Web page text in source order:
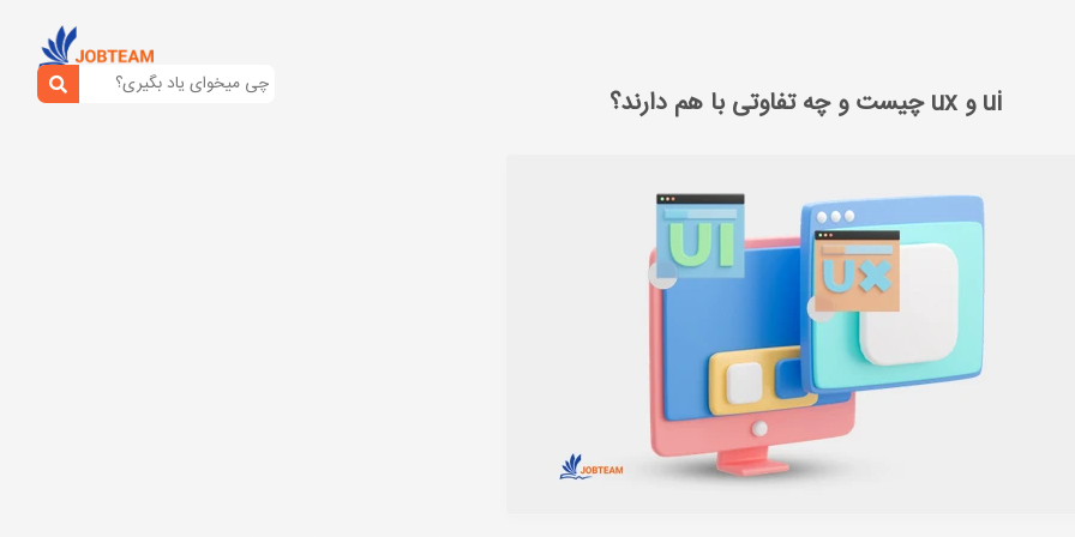
ui و ux چیست و چه تفاوتی با هم دارند؟